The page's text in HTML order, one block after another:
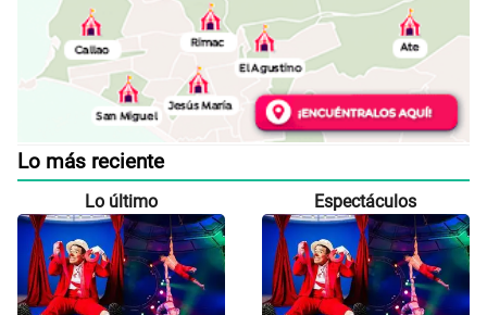
Lo más reciente
Lo último Espectáculos